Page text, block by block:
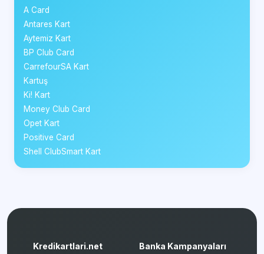
A Card
Antares Kart
Aytemiz Kart
BP Club Card
CarrefourSA Kart
Kartuş
Ki! Kart
Money Club Card
Opet Kart
Positive Card
Shell ClubSmart Kart
Kredikartlari.net Banka Kampanyaları